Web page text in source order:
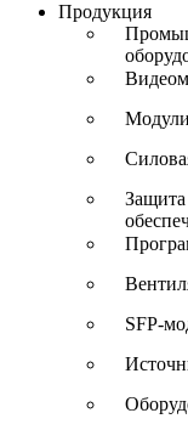
Продукция
SFP-